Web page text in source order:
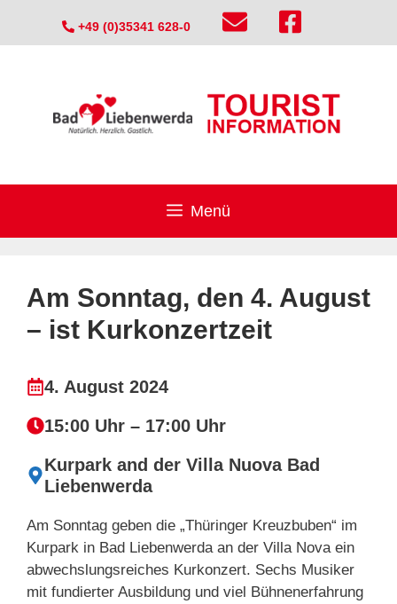
+49 (0)35341 628-0
Menü
Am Sonntag, den 4. August
– ist Kurkonzertzeit
4. August 2024
15:00 Uhr – 17:00 Uhr
Kurpark and der Villa Nuova Bad
Liebenwerda
Am Sonntag geben die „Thüringer Kreuzbuben“ im
Kurpark in Bad Liebenwerda an der Villa Nova ein
abwechslungsreiches Kurkonzert. Sechs Musiker
mit fundierter Ausbildung und viel Bühnenerfahrung